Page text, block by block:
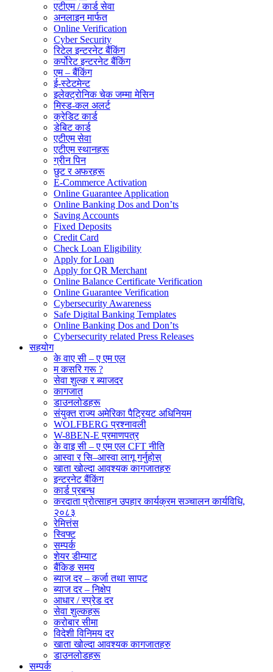
एटीएम / कार्ड सेवा
अनलाइन मार्फत
Online Verification
Cyber Security
रिटेल इन्टरनेट बैंकिंग
कर्पोरेट इन्टरनेट बैंकिंग
एम – बैंकिंग
ई-स्टेटमेन्ट
इलेक्ट्रोनिक चेक जम्मा मेसिन
मिस्ड-कल अलर्ट
क्रेडिट कार्ड
डेबिट कार्ड
एटीएम सेवा
एटीएम स्थानहरू
ग्रीन पिन
छुट र अफरहरू
E-Commerce Activation
Online Guarantee Application
Online Banking Dos and Don’ts
Saving Accounts
Fixed Deposits
Credit Card
Check Loan Eligibility
Apply for Loan
Apply for QR Merchant
Online Balance Certificate Verification
Online Guarantee Verification
Cybersecurity Awareness
Safe Digital Banking Templates
Online Banking Dos and Don’ts
Cybersecurity related Press Releases
सहयोग
के वाए सी – ए एम एल
म कसरि गरू ?
सेवा शुल्क र ब्याजदर
कागजात
डाउनलोडहरू
संयुक्त राज्य अमेरिका पैट्रियट अधिनियम
WOLFBERG प्रश्नावली
W-8BEN-E प्रमाणपत्र
के वाइ सी – ए एम एल CFT नीति
आस्वा र सि–आस्वा लागू गर्नुहोस्
खाता खोल्दा आवश्यक कागजातहरु
इन्टरनेट बैंकिंग
कार्ड प्रबन्ध
करदाता प्रोत्साहन उपहार कार्यक्रम सञ्चालन कार्यविधि,
२०८३
रेमित्तंस
स्विफ्ट
सम्पर्क
शेयर डीम्याट
बैंकिङ समय
ब्याज दर – कर्जा तथा सापट
ब्याज दर – निक्षेप
आधार / स्प्रेड दर
सेवा शुल्कहरू
करोबार सीमा
विदेशी विनिमय दर
खाता खोल्दा आवश्यक कागजातहरु
डाउनलोडहरू
सम्पर्क